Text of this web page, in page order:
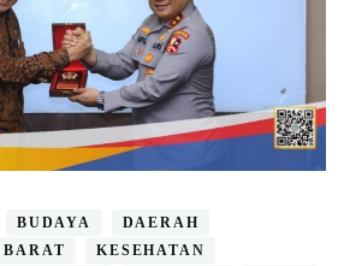
BUDAYA
DAERAH
BARAT
KESEHATAN